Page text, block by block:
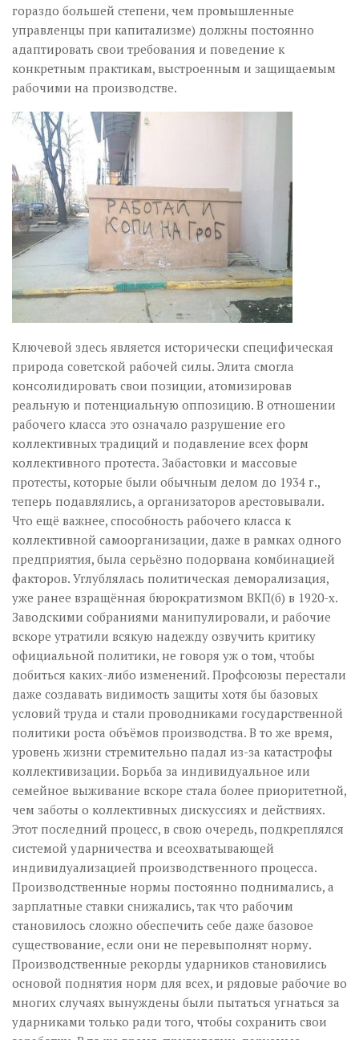
гораздо большей степени, чем промышленные
управленцы при капитализме) должны постоянно
адаптировать свои требования и поведение к
конкретным практикам, выстроенным и защищаемым
рабочими на производстве.
Ключевой здесь является исторически специфическая
природа советской рабочей силы. Элита смогла
консолидировать свои позиции, атомизировав
реальную и потенциальную оппозицию. В отношении
рабочего класса это означало разрушение его
коллективных традиций и подавление всех форм
коллективного протеста. Забастовки и массовые
протесты, которые были обычным делом до 1934 г.,
теперь подавлялись, а организаторов арестовывали.
Что ещё важнее, способность рабочего класса к
коллективной самоорганизации, даже в рамках одного
предприятия, была серьёзно подорвана комбинацией
факторов. Углублялась политическая деморализация,
уже ранее взращённая бюрократизмом ВКП(б) в 1920-х.
Заводскими собраниями манипулировали, и рабочие
вскоре утратили всякую надежду озвучить критику
официальной политики, не говоря уж о том, чтобы
добиться каких-либо изменений. Профсоюзы перестали
даже создавать видимость защиты хотя бы базовых
условий труда и стали проводниками государственной
политики роста объёмов производства. В то же время,
уровень жизни стремительно падал из-за катастрофы
коллективизации. Борьба за индивидуальное или
семейное выживание вскоре стала более приоритетной,
чем заботы о коллективных дискуссиях и действиях.
Этот последний процесс, в свою очередь, подкреплялся
системой ударничества и всеохватывающей
индивидуализацией производственного процесса.
Производственные нормы постоянно поднимались, а
зарплатные ставки снижались, так что рабочим
становилось сложно обеспечить себе даже базовое
существование, если они не перевыполнят норму.
Производственные рекорды ударников становились
основой поднятия норм для всех, и рядовые рабочие во
многих случаях вынуждены были пытаться угнаться за
ударниками только ради того, чтобы сохранить свои